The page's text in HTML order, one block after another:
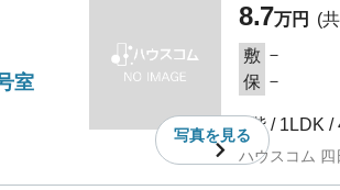
室
写真を見る
8.7万円
(
敷 －
保 －
3階 / 1LDK /
ハウスコム 四